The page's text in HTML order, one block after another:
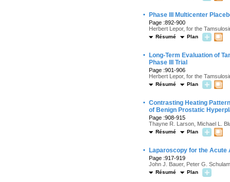
· Phase III Multicenter
Page :892-900
Herbert Lepor, for the
Résumé Plan
·
Long-Term Evaluation of
Phase III Trial
Page :901-906
Herbert Lepor, for the
Résumé Plan
· Contrasting Heating
of Benign Prostatic
Page :908-915
Thayne R. Larson, Michael L.
Résumé Plan
· Laparoscopy for the Acute
Page :917-919
John J. Bauer, Peter G.
Résumé Plan